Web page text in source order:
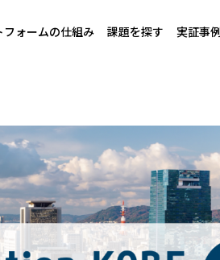
フォームの仕組み 課題を探す 実証事例